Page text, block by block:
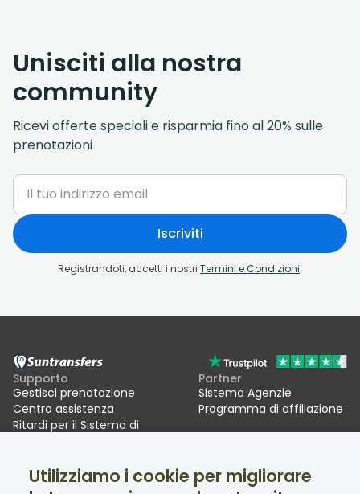
Unisciti alla nostra
community
Ricevi offerte speciali e risparmia fino al 20% sulle
prenotazioni
Iscriviti
Registrandoti, accetti i nostri Termini e Condizioni.
Supporto
Gestisci prenotazione
Centro assistenza
Ritardi per il Sistema di
Partner
Sistema Agenzie
Programma di affiliazione
Suntransfers
Social
Utilizziamo i cookie per migliorare